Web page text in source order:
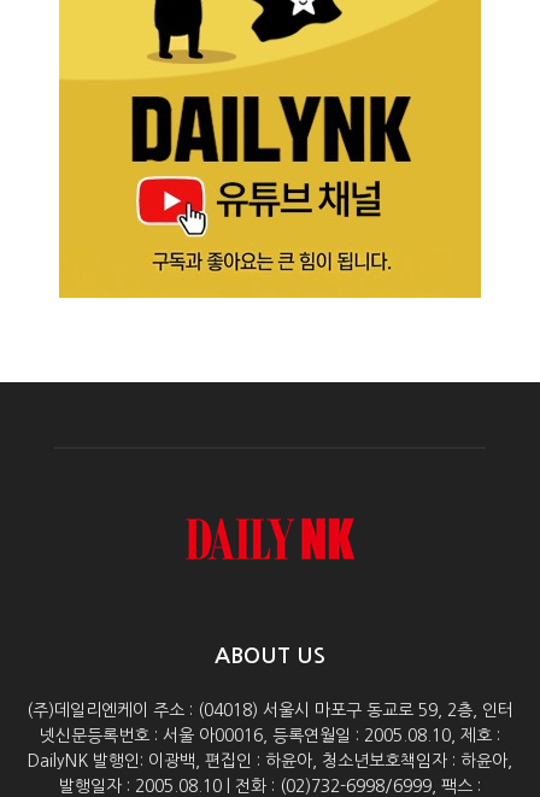
ABOUT US
(주)데일리엔케이 주소 : (04018) 서울시 마포구 동교로 59, 2층, 인터
넷신문등록번호 : 서울 아00016, 등록연월일 : 2005.08.10, 제호 :
DailyNK 발행인: 이광백, 편집인 : 하윤아, 청소년보호책임자 : 하윤아,
발행일자 : 2005.08.10 | 전화 : (02)732-6998/6999, 팩스 :